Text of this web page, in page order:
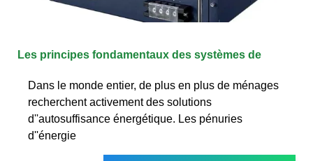
Les principes fondamentaux des systèmes de
Dans le monde entier, de plus en plus de ménages
recherchent activement des solutions
d''autosuffisance énergétique. Les pénuries
d''énergie